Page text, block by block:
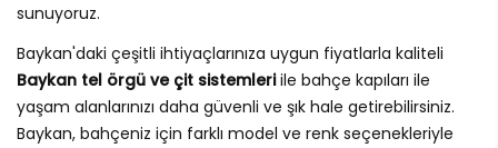
sunuyoruz.
Baykan'daki çeşitli ihtiyaçlarınıza uygun fiyatlarla kaliteli
Baykan tel örgü ve çit sistemleriile bahçe kapıları ile
yaşam alanlarınızı daha güvenli ve şık hale getirebilirsiniz.
Baykan, bahçeniz için farklı model ve renk seçenekleriyle